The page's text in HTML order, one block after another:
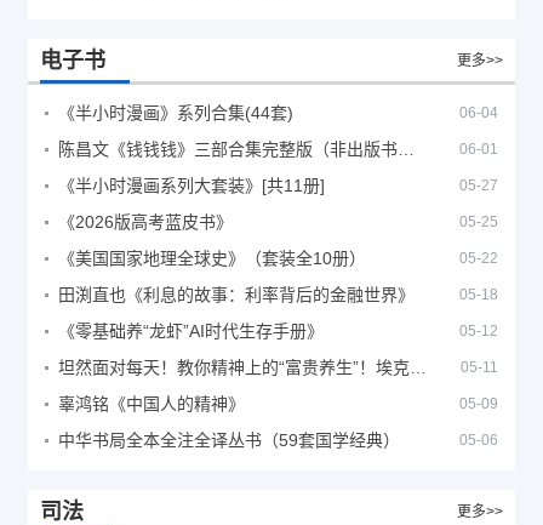
电子书 更多>>
《半小时漫画》系列合集(44套) 06-04
06-01
《半小时漫画系列大套装》[共11册] 05-27
《2026版高考蓝皮书》 05-25
《美国国家地理全球史》（套装全10册） 05-22
田渕直也《利息的故事：利率背后的金融世界》 05-18
《零基础养“龙虾”AI时代生存手册》 05-12
05-11
辜鸿铭《中国人的精神》 05-09
中华书局全本全注全译丛书（59套国学经典） 05-06
司法 更多>>